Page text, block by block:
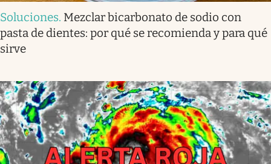
Soluciones. Mezclar bicarbonato de sodio con
pasta de dientes: por qué se recomienda y para qué
sirve